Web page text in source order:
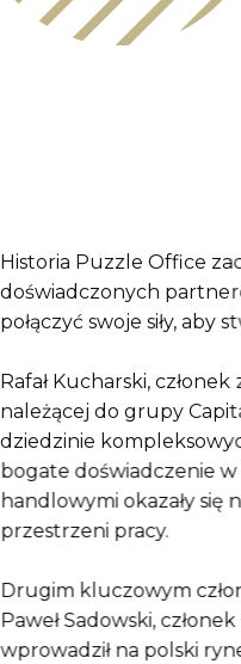
Historia Puzzle Office
doświadczonych
połączyć swoje siły, aby
Rafał Kucharski,
należącej do grupy
dziedzinie
bogate doświadczenie w
handlowymi okazały
przestrzeni pracy.
Drugim kluczowym
Paweł Sadowski,
wprowadził na polski